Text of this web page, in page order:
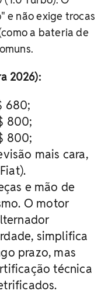
e não exige trocas
a bateria de
2026):
680;
800;
800;
mais cara,
e mão de
O motor
simplifica
prazo, mas
técnica